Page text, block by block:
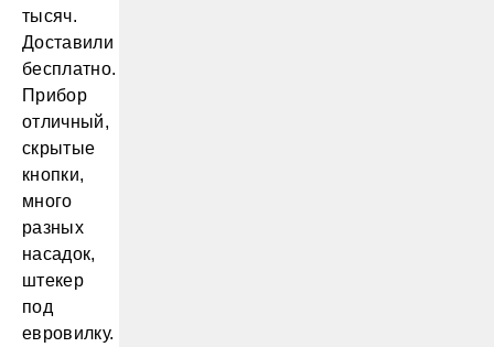
тысяч.
Доставили
бесплатно.
Прибор
отличный,
скрытые
кнопки,
много
разных
насадок,
штекер
под
евровилку.